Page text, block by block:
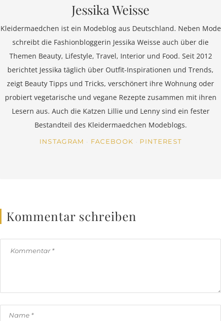
Jessika Weisse
Kleidermaedchen ist ein Modeblog aus Deutschland. Neben Mode
schreibt die Fashionbloggerin Jessika Weisse auch über die
Themen Beauty, Lifestyle, Travel, Interior und Food. Seit 2012
berichtet Jessika täglich über Outfit-Inspirationen und Trends,
zeigt Beauty Tipps und Tricks, verschönert ihre Wohnung oder
probiert vegetarische und vegane Rezepte zusammen mit ihren
Lesern aus. Auch die Katzen Lillie und Lenny sind ein fester
Bestandteil des Kleidermaedchen Modeblogs.
INSTAGRAM FACEBOOK PINTEREST
Kommentar schreiben